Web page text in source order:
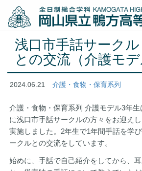
浅口市手話サークル
との交流（介護モデ
2024.06.21 介護・食物・保育系列
介護・食物・保育系列 介護モデル3年生
に浅口市手話サークルの方々をお迎え
実施しました。2年生で1年間手話を学
ークルとの交流をしています。
始めに、手話で自己紹介をしてから、